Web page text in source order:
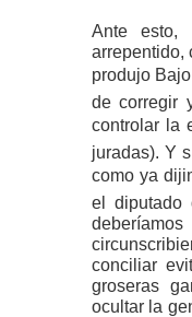
Ante esto,
arrepentido,
produjo
de corregir
controlar la
juradas). Y
como ya
el diputado
conciliar
groseras
ocultar la